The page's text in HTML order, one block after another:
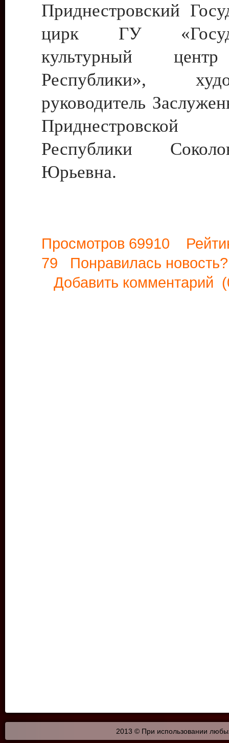
Приднестровский
цирк ГУ
культурный
Республики»,
руководитель
Приднестровской
Республики
Юрьевна.
Просмотров 69910
79 Понравилась
Добавить комментарий
2013 © При использовании